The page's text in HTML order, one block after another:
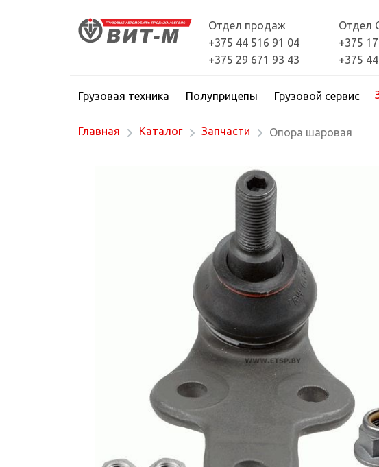
Отдел продаж
+375 44 516 91 04
+375 29 671 93 43
Отдел
+375
+375
Грузовая техника Полуприцепы Грузовой сервис
Главная Каталог Запчасти Опора шаровая